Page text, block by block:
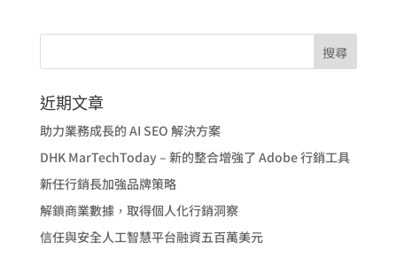
近期文章
助力業務成長的 AI SEO 解決方案
DHK MarTechToday – 新的整合增強了 Adobe 行銷工具
新任行銷長加強品牌策略
解鎖商業數據，取得個人化行銷洞察
信任與安全人工智慧平台融資五百萬美元